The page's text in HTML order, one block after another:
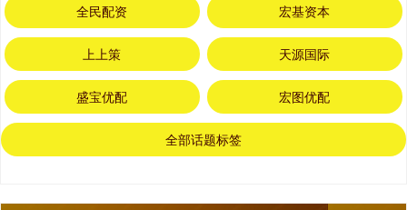
全民配资 宏基资本
上上策 天源国际
盛宝优配 宏图优配
全部话题标签